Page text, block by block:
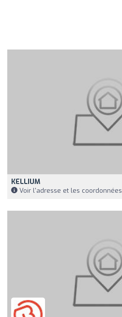
KELLIUM
Voir l'adresse et les coordonnées